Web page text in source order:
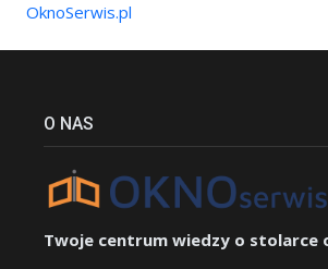
OknoSerwis.pl
O NAS
Twoje centrum wiedzy o